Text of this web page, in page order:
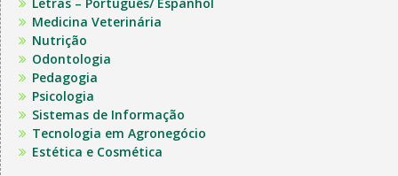
Medicina Veterinária
Nutrição
Odontologia
Pedagogia
Psicologia
Sistemas de Informação
Tecnologia em Agronegócio
Estética e Cosmética